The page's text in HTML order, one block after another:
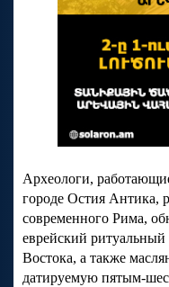
Археологи,
городе Остия Антика,
современного Рима,
еврейский
Востока, а также
датируемую пятым-